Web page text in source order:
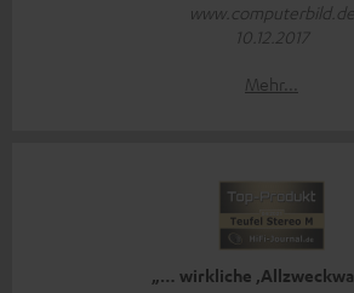
www.computerbild.de
10.12.2017
Mehr...
„… wirkliche